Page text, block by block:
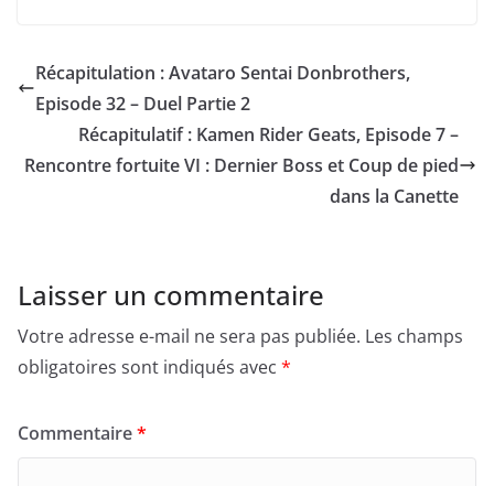
Récapitulation : Avataro Sentai Donbrothers,
Episode 32 – Duel Partie 2
Récapitulatif : Kamen Rider Geats, Episode 7 –
Rencontre fortuite VI : Dernier Boss et Coup de pied
dans la Canette
Laisser un commentaire
Votre adresse e-mail ne sera pas publiée. Les champs
obligatoires sont indiqués avec *
Commentaire*